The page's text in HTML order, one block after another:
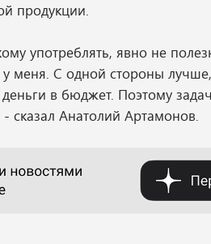
продукции.
употреблять, явно не
у меня. С одной стороны
в бюджет. Поэтому
сказал Анатолий Артамонов.